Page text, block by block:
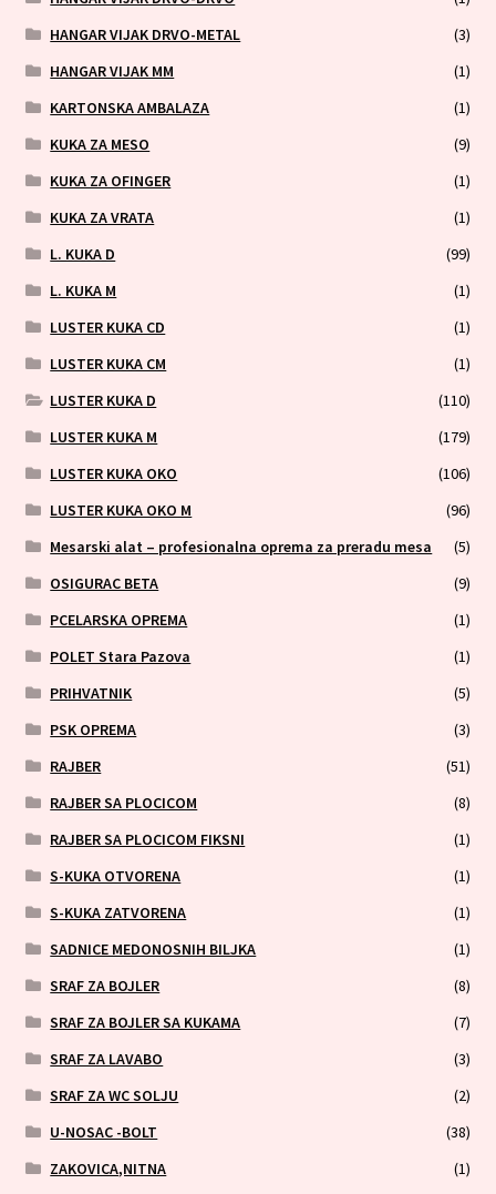
HANGAR VIJAK DRVO-METAL
(3)
HANGAR VIJAK MM
(1)
KARTONSKA AMBALAZA
(1)
KUKA ZA MESO
(9)
KUKA ZA OFINGER
(1)
KUKA ZA VRATA
(1)
L. KUKA D
(99)
L. KUKA M
(1)
LUSTER KUKA CD
(1)
LUSTER KUKA CM
(1)
LUSTER KUKA D
(110)
LUSTER KUKA M
(179)
LUSTER KUKA OKO
(106)
LUSTER KUKA OKO M
(96)
Mesarski alat – profesionalna oprema za preradu mesa
(5)
OSIGURAC BETA
(9)
PCELARSKA OPREMA
(1)
POLET Stara Pazova
(1)
PRIHVATNIK
(5)
PSK OPREMA
(3)
RAJBER
(51)
RAJBER SA PLOCICOM
(8)
RAJBER SA PLOCICOM FIKSNI
(1)
S-KUKA OTVORENA
(1)
S-KUKA ZATVORENA
(1)
SADNICE MEDONOSNIH BILJKA
(1)
SRAF ZA BOJLER
(8)
SRAF ZA BOJLER SA KUKAMA
(7)
SRAF ZA LAVABO
(3)
SRAF ZA WC SOLJU
(2)
U-NOSAC -BOLT
(38)
ZAKOVICA,NITNA
(1)